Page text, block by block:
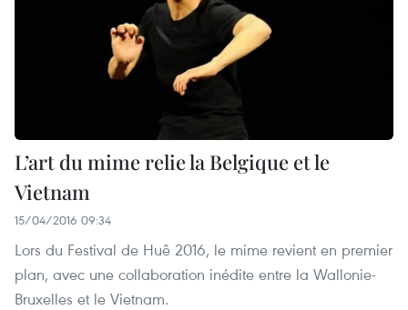
L’art du mime relie la Belgique et le
Vietnam
15/04/2016 09:34
Lors du Festival de Huê 2016, le mime revient en premier
plan, avec une collaboration inédite entre la Wallonie-
Bruxelles et le Vietnam.